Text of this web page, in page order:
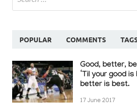
POPULAR COMMENTS
Good, better,
‘Til your good
better is best.
17 June 2017